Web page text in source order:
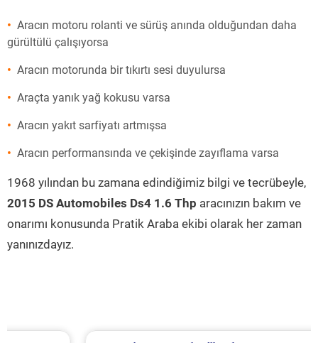
Aracın motoru rolanti ve sürüş anında olduğundan daha
gürültülü çalışıyorsa
Aracın motorunda bir tıkırtı sesi duyulursa
Araçta yanık yağ kokusu varsa
Aracın yakıt sarfiyatı artmışsa
Aracın performansında ve çekişinde zayıflama varsa
1968 yılından bu zamana edindiğimiz bilgi ve tecrübeyle,
2015 DS Automobiles Ds4 1.6 Thp aracınızın bakım ve
onarımı konusunda Pratik Araba ekibi olarak her zaman
yanınızdayız.